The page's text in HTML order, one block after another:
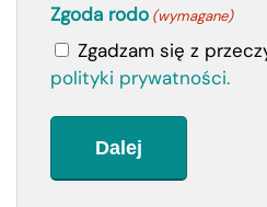
Zgoda rodo (wymagane)
Zgadzam się z
polityki prywatności.